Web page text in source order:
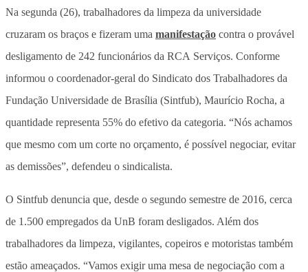
Na segunda (26), trabalhadores da limpeza da universidade
cruzaram os braços e fizeram uma manifestação contra o provável
desligamento de 242 funcionários da RCA Serviços. Conforme
informou o coordenador-geral do Sindicato dos Trabalhadores da
Fundação Universidade de Brasília (Sintfub), Maurício Rocha, a
quantidade representa 55% do efetivo da categoria. “Nós achamos
que mesmo com um corte no orçamento, é possível negociar, evitar
as demissões”, defendeu o sindicalista.
O Sintfub denuncia que, desde o segundo semestre de 2016, cerca
de 1.500 empregados da UnB foram desligados. Além dos
trabalhadores da limpeza, vigilantes, copeiros e motoristas também
estão ameaçados. “Vamos exigir uma mesa de negociação com a